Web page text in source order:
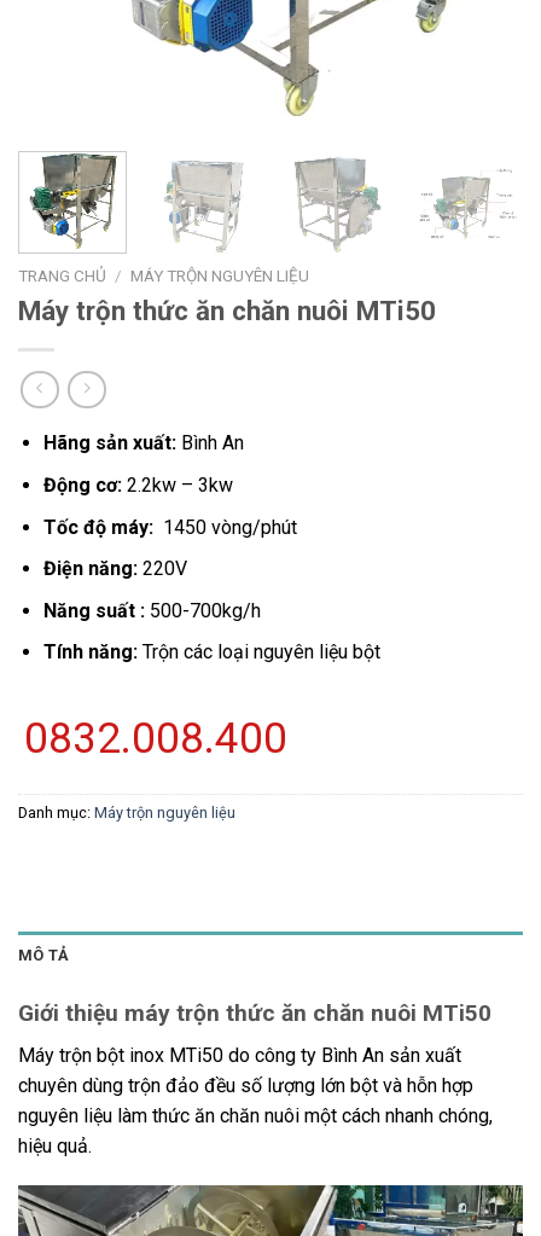
TRANG CHỦ / MÁY TRỘN NGUYÊN LIỆU
Máy trộn thức ăn chăn nuôi MTi50
Hãng sản xuất:Bình An
Động cơ:2.2kw – 3kw
Tốc độ máy:1450 vòng/phút
Điện năng:220V
Năng suất :500-700kg/h
Tính năng:Trộn các loại nguyên liệu bột
0832.008.400
Danh mục: Máy trộn nguyên liệu
MÔ TẢ
Giới thiệu máy trộn thức ăn chăn nuôi MTi50
Máy trộn bột inox MTi50 do công ty Bình An sản xuất
chuyên dùng trộn đảo đều số lượng lớn bột và hỗn hợp
nguyên liệu làm thức ăn chăn nuôi một cách nhanh chóng,
hiệu quả.